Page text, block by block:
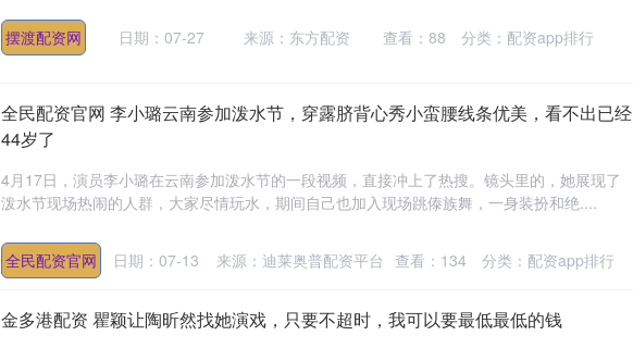
摆渡配资网 日期：07-27 来源：东方配资 查看： 88 分类： 配资app排行
全民配资官网 李小璐云南参加泼水节，穿露脐背心秀小蛮腰线条优美，看不出已经
44岁了
4月17日，演员李小璐在云南参加泼水节的一段视频，直接冲上了热搜。镜头里的，她展现了
泼水节现场热闹的人群，大家尽情玩水，期间自己也加入现场跳傣族舞，一身装扮和绝....
全民配资官网 日期：07-13 来源：迪莱奥普配资平台 查看： 134 分类： 配资app排行
金多港配资 瞿颖让陶昕然找她演戏，只要不超时，我可以要最低最低的钱